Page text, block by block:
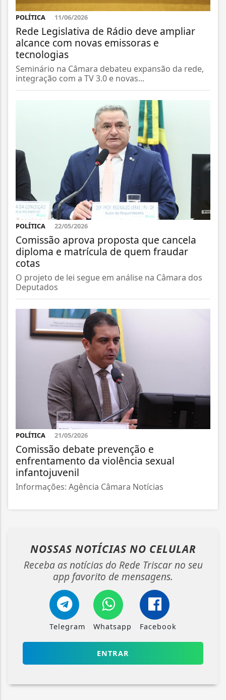
POLÍTICA 11/06/2026
Rede Legislativa de Rádio deve ampliar
alcance com novas emissoras e
tecnologias
Seminário na Câmara debateu expansão da rede,
integração com a TV 3.0 e novas...
POLÍTICA 22/05/2026
Comissão aprova proposta que cancela
diploma e matrícula de quem fraudar
cotas
O projeto de lei segue em análise na Câmara dos
Deputados
POLÍTICA 21/05/2026
Comissão debate prevenção e
enfrentamento da violência sexual
infantojuvenil
Informações: Agência Câmara Notícias
NOSSAS NOTÍCIAS NO CELULAR
Receba as notícias do Rede Triscar no seu
app favorito de mensagens.
Telegram Whatsapp Facebook
ENTRAR